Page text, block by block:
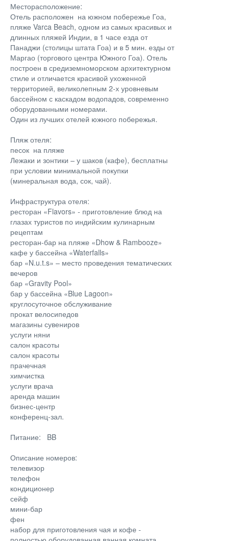
Месторасположение:
Отель расположен на южном побережье Гоа,
пляже Varca Beach, одном из самых красивых и
длинных пляжей Индии, в 1 часе езда от
Панаджи (столицы штата Гоа) и в 5 мин. езды от
Маргао (торгового центра Южного Гоа). Отель
построен в средиземноморском архитектурном
стиле и отличается красивой ухоженной
территорией, великолепным 2-х уровневым
бассейном с каскадом водопадов, современно
оборудованными номерами.
Один из лучших отелей южного побережья.
Пляж отеля:
песок на пляже
Лежаки и зонтики – у шаков (кафе), бесплатны
при условии минимальной покупки
(минеральная вода, сок, чай).
Инфраструктура отеля:
ресторан «Flavors» - приготовление блюд на
глазах туристов по индийским кулинарным
рецептам
ресторан-бар на пляже «Dhow & Rambooze»
кафе у бассейна «Waterfalls»
бар «N.u.t.s» – место проведения тематических
вечеров
бар «Gravity Pool»
бар у бассейна «Blue Lagoon»
круглосуточное обслуживание
прокат велосипедов
магазины сувениров
услуги няни
салон красоты
салон красоты
прачечная
химчистка
услуги врача
аренда машин
бизнес-центр
конференц-зал.
Питание: BB
Описание номеров:
телевизор
телефон
кондиционер
сейф
мини-бар
фен
набор для приготовления чая и кофе -